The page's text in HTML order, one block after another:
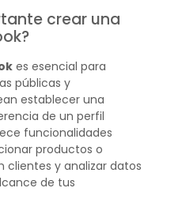
crear una
es esencial para
públicas y
establecer una
de un perfil
funcionalidades
productos o
clientes y analizar datos
de tus